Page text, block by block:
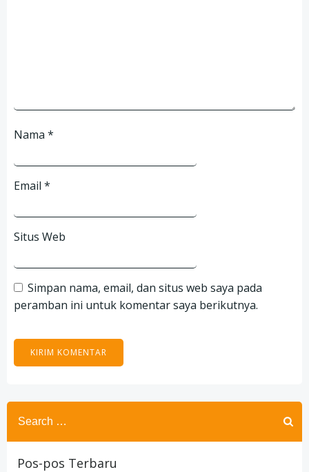
Nama *
Email *
Situs Web
Simpan nama, email, dan situs web saya pada
peramban ini untuk komentar saya berikutnya.
Search
for:
Pos-pos Terbaru